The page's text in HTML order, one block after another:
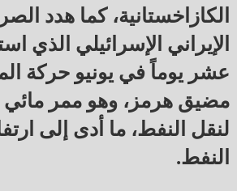
الكازاخستانية، كما هدد
الإيراني الإسرائيلي الذي
عشر يوماً في يونيو حركة
مضيق هرمز، وهو ممر
لنقل النفط، ما أدى إلى
النفط.